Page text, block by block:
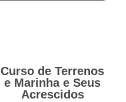
Curso de Terrenos
e Marinha e Seus
Acrescidos